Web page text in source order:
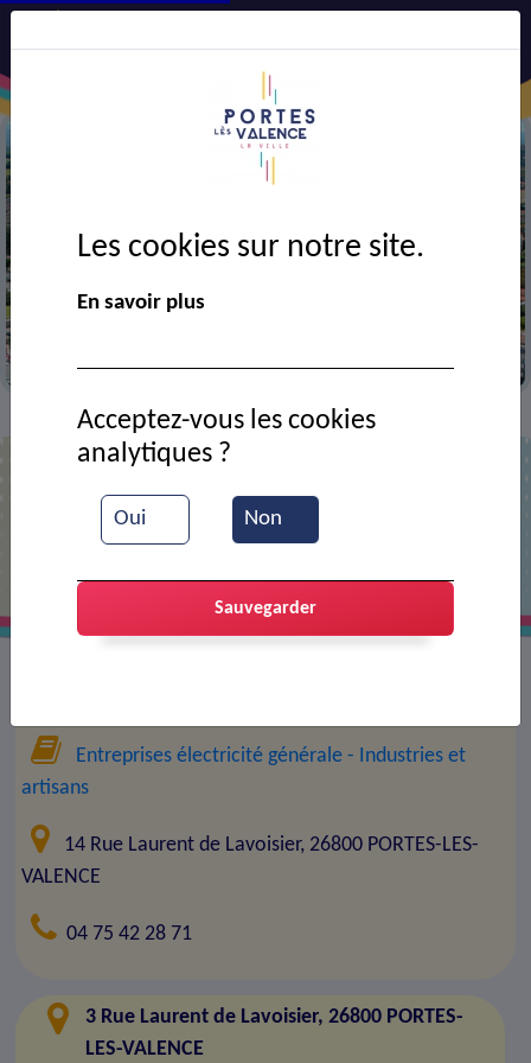
> Contact >Bouygues Energies Services
Bouygues Energies Services
Entreprises électricité générale - Industries et
artisans
14 Rue Laurent de Lavoisier, 26800 PORTES-LES-
VALENCE
04 75 42 28 71
3 Rue Laurent de Lavoisier, 26800 PORTES-
LES-VALENCE
Les cookies sur notre site.
En savoir plus
Oui Non
Acceptez-vous les cookies
analytiques ?
Sauvegarder